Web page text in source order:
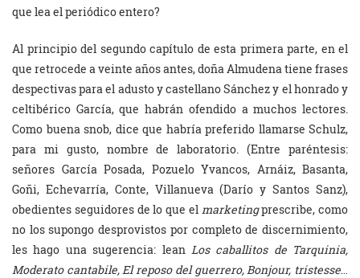
que lea el periódico entero?
Al principio del segundo capítulo de esta primera parte, en el
que retrocede a veinte años antes, doña Almudena tiene frases
despectivas para el adusto y castellano Sánchez y el honrado y
celtibérico García, que habrán ofendido a muchos lectores.
Como buena snob, dice que habría preferido llamarse Schulz,
para mi gusto, nombre de laboratorio. (Entre paréntesis:
señores García Posada, Pozuelo Yvancos, Arnáiz, Basanta,
Goñi, Echevarría, Conte, Villanueva (Darío y Santos Sanz),
obedientes seguidores de lo que el marketingprescribe, como
no los supongo desprovistos por completo de discernimiento,
les hago una sugerencia: lean Los caballitos de Tarquinia,
Moderato cantabile, El reposo del guerrero, Bonjour, tristesse…